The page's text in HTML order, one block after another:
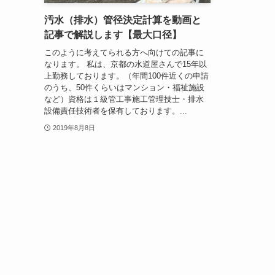
汚水（排水）管径決定計算を動画と
記事で解説します【最大口径】
このように考えてられる方へ向けての記事に
なります。 私は、京都の水道屋さんで15年以
上勤務しております。（年間100件近くの申請
のうち、50件くらいはマンション・福祉施設
など）資格は１級管工事施工管理技士・排水
設備責任技術者を保有しております。...
2019年8月8日